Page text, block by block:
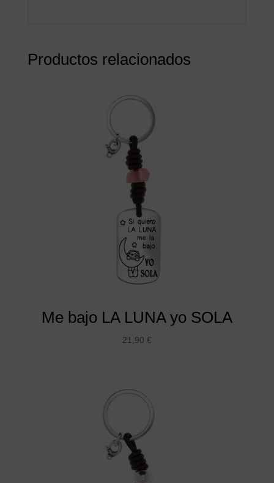
Productos relacionados
Me bajo LA LUNA yo SOLA
21,90 €